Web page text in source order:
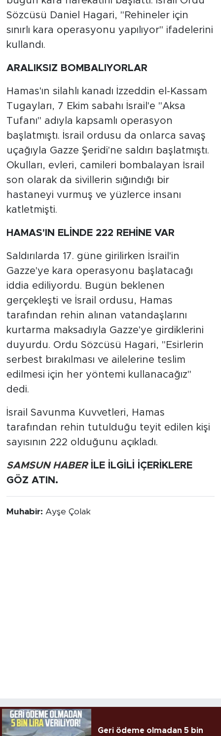
Sözcüsü Daniel Hagari, "Rehineler için
sınırlı kara operasyonu yapılıyor" ifadelerini
kullandı.
ARALIKSIZ BOMBALIYORLAR
Hamas'ın silahlı kanadı İzzeddin el-Kassam
Tugayları, 7 Ekim sabahı İsrail'e "Aksa
Tufanı" adıyla kapsamlı operasyon
başlatmıştı. İsrail ordusu da onlarca savaş
uçağıyla Gazze Şeridi'ne saldırı başlatmıştı.
Okulları, evleri, camileri bombalayan İsrail
son olarak da sivillerin sığındığı bir
hastaneyi vurmuş ve yüzlerce insanı
katletmişti.
HAMAS'IN ELİNDE 222 REHİNE VAR
Saldırılarda 17. güne girilirken İsrail'in
Gazze'ye kara operasyonu başlatacağı
iddia ediliyordu. Bugün beklenen
gerçekleşti ve İsrail ordusu, Hamas
tarafından rehin alınan vatandaşlarını
kurtarma maksadıyla Gazze'ye girdiklerini
duyurdu. Ordu Sözcüsü Hagari, "Esirlerin
serbest bırakılması ve ailelerine teslim
edilmesi için her yöntemi kullanacağız"
dedi.
İsrail Savunma Kuvvetleri, Hamas
tarafından rehin tutulduğu teyit edilen kişi
sayısının 222 olduğunu açıkladı.
SAMSUN HABERİLE İLGİLİ İÇERİKLERE
GÖZ ATIN.
Muhabir: Ayşe Çolak
Geri ödeme olmadan 5 bin